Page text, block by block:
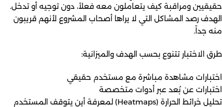
حقيقيين ومراقبة كيف يتعاملون معه فعلاً، دون توجيه أو تدخل.
الهدف رصد المشاكل التي لا يراها أصحاب المشروع لأنهم قريبون
منه جداً.
طرق الاختبار تتنوع بحسب الهدف والميزانية:
اختبارات مشاهدة مباشرة مع مستخدم حقيقي
اختبارات عن بُعد عبر أدوات متخصصة
تحليل خرائط الحرارة (Heatmaps) لمعرفة أين يتوقف المستخدم